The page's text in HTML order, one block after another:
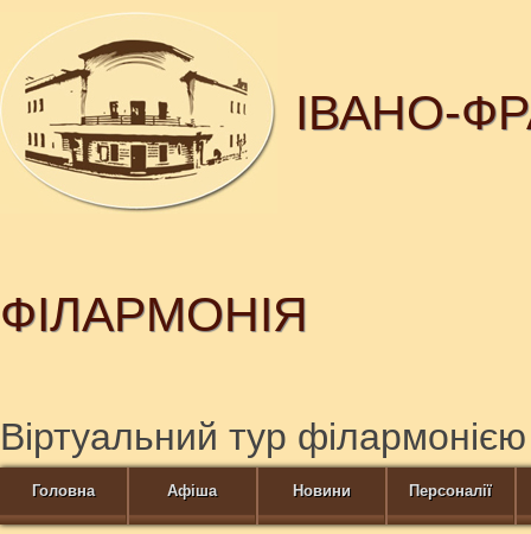
ІВАНО-
ФІЛАРМОНІЯ
Віртуальний тур філармонією
Головна Афіша Новини Персоналії